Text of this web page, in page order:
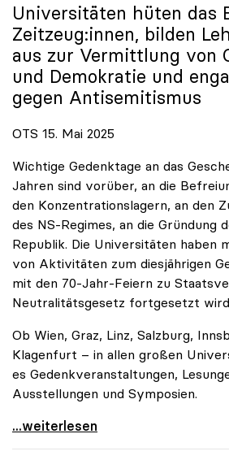
Universitäten hüten das
Zeitzeug:innen, bilden
aus zur Vermittlung von
und Demokratie und
gegen Antisemitismus
OTS 15. Mai 2025
Wichtige Gedenktage an das
Jahren sind vorüber, an die
den Konzentrationslagern, an den
des NS-Regimes, an die Gründung
Republik. Die Universitäten haben
von Aktivitäten zum diesjährigen
mit den 70-Jahr-Feiern zu
Neutralitätsgesetz fortgesetzt
Ob Wien, Graz, Linz, Salzburg,
Klagenfurt – in allen großen
es Gedenkveranstaltungen,
Ausstellungen und Symposien.
uniko-Präsidentin Brigitte Hütter
...weiterlesen